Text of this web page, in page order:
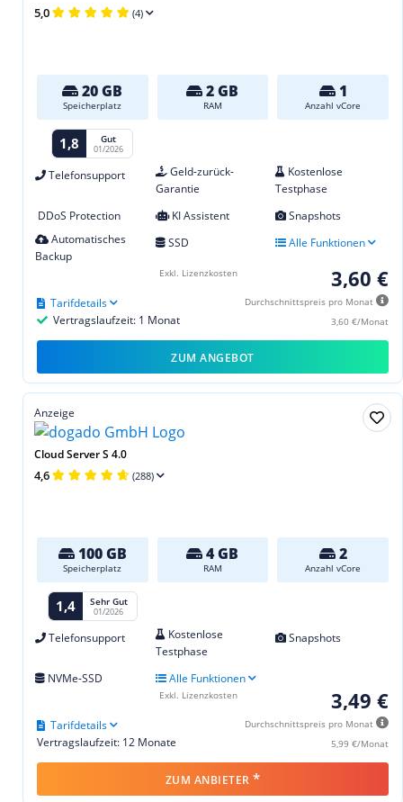
5,0 (4)
20 GB
Speicherplatz
2 GB
RAM
1
Anzahl vCore
1,8 Gut
01/2026
Telefonsupport
Geld-zurück-
Garantie
Kostenlose
Testphase
DDoS Protection
KI Assistent
Snapshots
Automatisches
Backup
SSD Alle Funktionen
3,60 €
Durchschnittspreis pro Monat
3,60 €/Monat
Vertragslaufzeit: 1 Monat
Tarifdetails
Exkl. Lizenzkosten
ZUM ANGEBOT
Anzeige
Cloud Server S 4.0
4,6 (288)
100 GB
Speicherplatz
4 GB
RAM
2
Anzahl vCore
1,4 Sehr Gut
01/2026
Telefonsupport
Kostenlose
Testphase
Snapshots
NVMe-SSD Alle Funktionen
3,49 €
Durchschnittspreis pro Monat
5,99 €/Monat
Vertragslaufzeit: 12 Monate
Tarifdetails
Exkl. Lizenzkosten
ZUM ANBIETER *